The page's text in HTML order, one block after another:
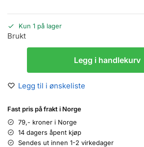
Kun 1 på lager
Brukt
Legg i handlekurv
Legg til i ønskeliste
Fast pris på frakt i Norge
79,- kroner i Norge
14 dagers åpent kjøp
Sendes ut innen 1-2 virkedager